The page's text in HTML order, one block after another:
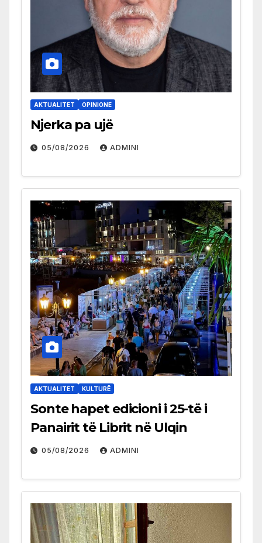
AKTUALITET OPINIONE
Njerka pa ujë
05/08/2026 ADMINI
AKTUALITET KULTURË
Sonte hapet edicioni i 25-të i
Panairit të Librit në Ulqin
05/08/2026 ADMINI